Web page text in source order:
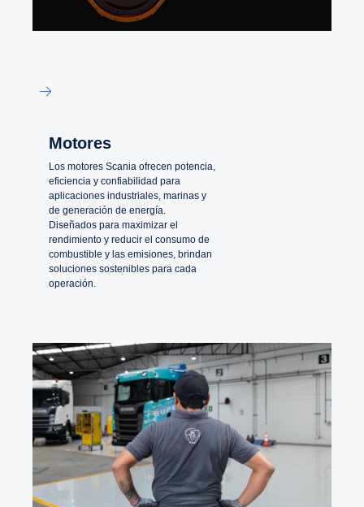
Motores
Los motores Scania ofrecen potencia,
eficiencia y confiabilidad para
aplicaciones industriales, marinas y
de generación de energía.
Diseñados para maximizar el
rendimiento y reducir el consumo de
combustible y las emisiones, brindan
soluciones sostenibles para cada
operación.